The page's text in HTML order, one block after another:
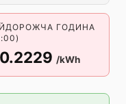
ГОДИНА
/kWh